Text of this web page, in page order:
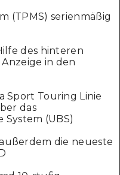
(TPMS) serienmäßig
des hinteren
in den
Sport Touring Linie
das
(UBS)
die neueste